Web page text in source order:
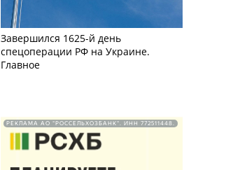
Завершился 1625-й день
спецоперации РФ на Украине.
Главное
РЕКЛАМА АО "РОССЕЛЬХОЗБАНК". ИНН 772511448.